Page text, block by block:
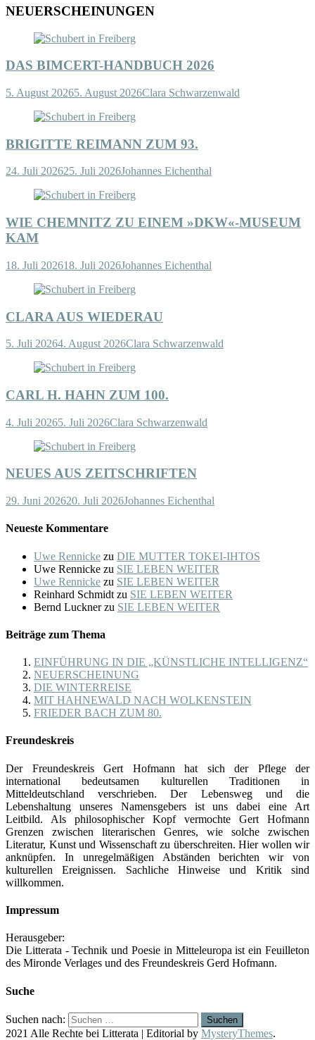
NEUERSCHEINUNGEN
DAS BIMCERT-HANDBUCH 2026
5. August 20265. August 2026Clara Schwarzenwald
BRIGITTE REIMANN ZUM 93.
24. Juli 202625. Juli 2026Johannes Eichenthal
WIE CHEMNITZ ZU EINEM »DKW«-MUSEUM
KAM
18. Juli 202618. Juli 2026Johannes Eichenthal
CLARA AUS WIEDERAU
5. Juli 20264. August 2026Clara Schwarzenwald
CARL H. HAHN ZUM 100.
4. Juli 20265. Juli 2026Clara Schwarzenwald
NEUES AUS ZEITSCHRIFTEN
29. Juni 202620. Juli 2026Johannes Eichenthal
Neueste Kommentare
Uwe Rennicke zu DIE MUTTER TOKEI-IHTOS
Uwe Rennicke zu SIE LEBEN WEITER
Uwe Rennicke zu SIE LEBEN WEITER
Reinhard Schmidt zu SIE LEBEN WEITER
Bernd Lucknerzu SIE LEBEN WEITER
Beiträge zum Thema
EINFÜHRUNG IN DIE „KÜNSTLICHE INTELLIGENZ“
NEUERSCHEINUNG
DIE WINTERREISE
MIT HAHNEWALD NACH WOLKENSTEIN
FRIEDER BACH ZUM 80.
Freundeskreis
Der Freundeskreis Gert Hofmann hat sich der Pflege der
international bedeutsamen kulturellen Traditionen in
Mitteldeutschland verschrieben. Der Lebensweg und die
Lebenshaltung unseres Namensgebers ist uns dabei eine Art
Leitbild. Als philosophischer Kopf vermochte Gert Hofmann
Grenzen zwischen literarischen Genres, wie solche zwischen
Literatur, Kunst und Wissenschaft zu überschreiten. Hier wollen wir
anknüpfen. In unregelmäßigen Abständen berichten wir von
kulturellen Ereignissen. Sachliche Hinweise und Kritik sind
willkommen.
Impressum
Herausgeber:
Die Litterata - Technik und Poesie in Mitteleuropa ist ein Feuilleton
des Mironde Verlages und des Freundeskreis Gerd Hofmann.
Suche
Suchen nach:
2021 Alle Rechte bei Litterata | Editorial by MysteryThemes.